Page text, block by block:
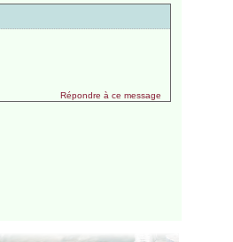
Répondre à ce message